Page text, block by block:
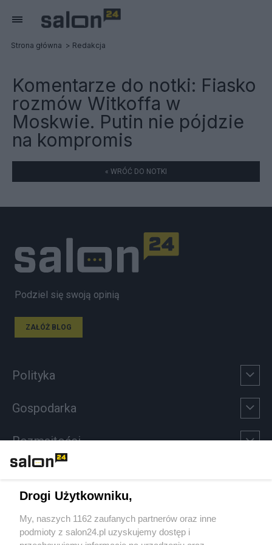
Strona główna Redakcja
Komentarze do notki: Fiasko
rozmów Witkoffa w
Moskwie. Putin nie pójdzie
na kompromis
« WRÓĆ DO NOTKI
Podziel się swoją opinią
ZAŁÓŻ BLOG
Polityka
Gospodarka
Rozmaitości
Sport
Społeczeństwo
Drogi Użytkowniku,
My, naszych 1162 zaufanych partnerów oraz inne
podmioty z salon24.pl uzyskujemy dostęp i